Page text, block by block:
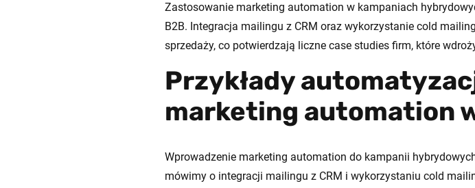
Zastosowanie marketing automation w kampaniach
B2B. Integracja mailingu z CRM oraz wykorzystanie cold
sprzedaży, co potwierdzają liczne case studies firm, które
Przykłady
marketing automation
Wprowadzenie marketing automation do kampanii
mówimy o integracji mailingu z CRM i wykorzystaniu cold